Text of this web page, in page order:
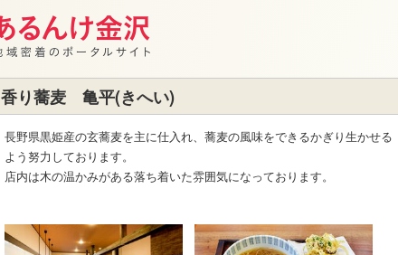
香り蕎麦 亀平(きへい)
長野県黒姫産の玄蕎麦を主に仕入れ、蕎麦の風味をできるかぎり生かせる
よう努力しております。
店内は木の温かみがある落ち着いた雰囲気になっております。